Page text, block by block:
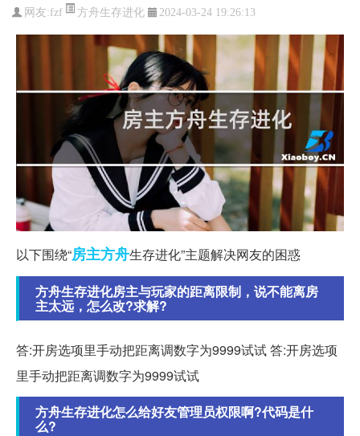
网友:fzf 方舟生存进化 2024-03-24 19:26:13
以下围绕“房主方舟生存进化”主题解决网友的困惑
方舟生存进化房主与玩家的距离限制，说不能离房
主太远，怎么改?求解?
答:开房选项里手动把距离调数字为9999试试 答:开房选项
里手动把距离调数字为9999试试
方舟生存进化怎么给好友管理员权限啊?代码是什
么?